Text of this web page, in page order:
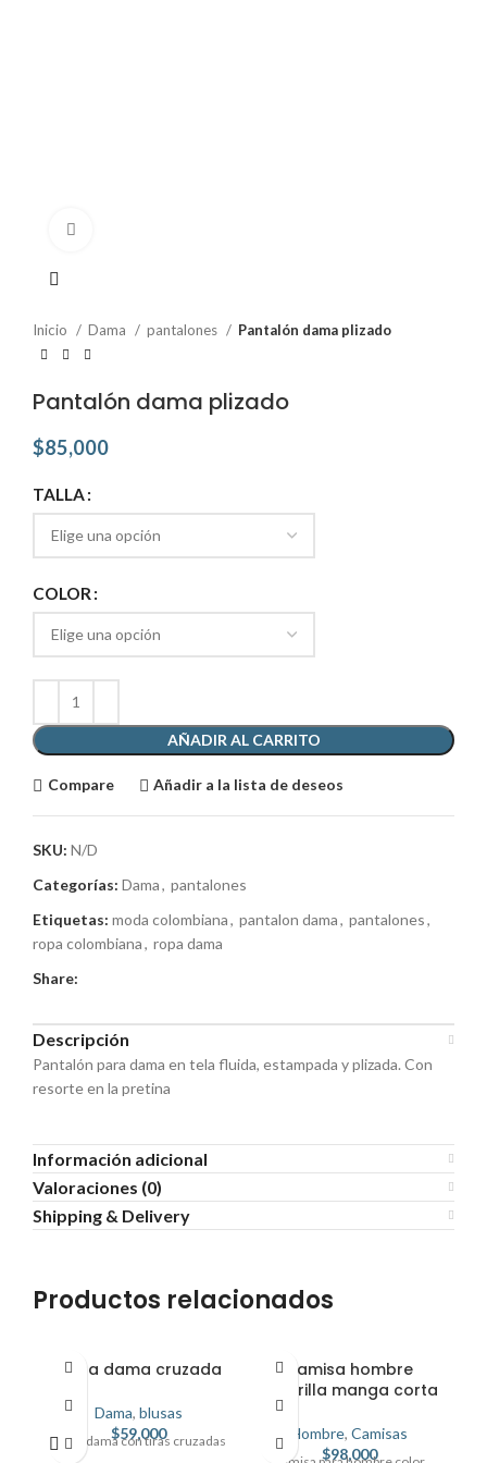
Inicio Dama pantalones Pantalón dama plizado
Pantalón dama plizado
$85,000
TALLA
COLOR
AÑADIR AL CARRITO
Compare Añadir a la lista de deseos
SKU: N/D
Categorías: Dama, pantalones
Etiquetas: moda colombiana, pantalon dama, pantalones,
ropa colombiana, ropa dama
Share:
Descripción
Pantalón para dama en tela fluida, estampada y plizada. Con
resorte en la pretina
Información adicional
Valoraciones (0)
Shipping & Delivery
Productos relacionados
Blusa dama cruzada
Dama, blusas
$59,000
Blusa dama con tiras cruzadas
Camisa hombre
amarilla manga corta
Hombre, Camisas
$98,000